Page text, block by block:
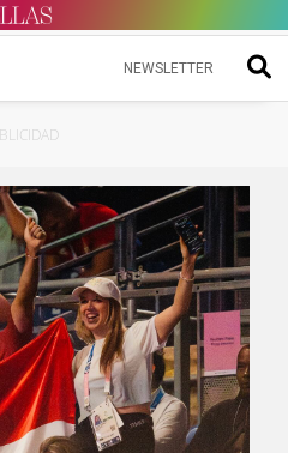
NEWSLETTER